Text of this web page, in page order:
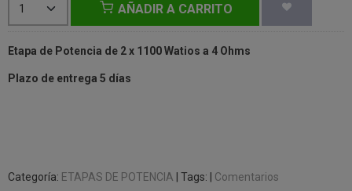
AÑADIR A CARRITO
Etapa de Potencia de 2 x 1100 Watios a 4 Ohms
Plazo de entrega 5 días
Categoría: ETAPAS DE POTENCIA Tags: Comentarios